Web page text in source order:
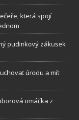
která spojí
pudinkový zákusek
úrodu a mít
omáčka z